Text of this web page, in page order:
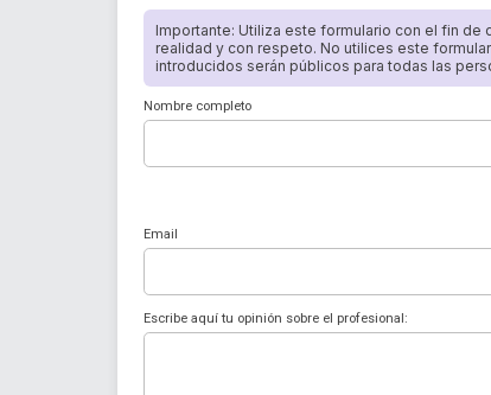
Importante: Utiliza este formulario con el fin de
realidad y con respeto. No utilices este
introducidos serán públicos para todas las
Nombre completo
Email
Escribe aquí tu opinión sobre el profesional: